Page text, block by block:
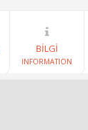
BİLGİ
INFORMATION